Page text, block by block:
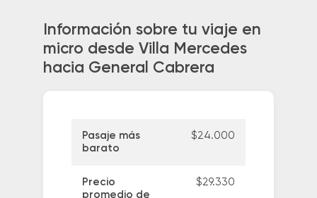
Información sobre tu viaje en
micro desde Villa Mercedes
hacia General Cabrera
Pasaje más
barato
$24.000
Precio
promedio de
$29.330